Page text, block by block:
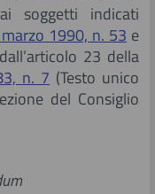
soggetti indicati
1990, n. 53 e
23 della
n. 7 (Testo unico
del Consiglio